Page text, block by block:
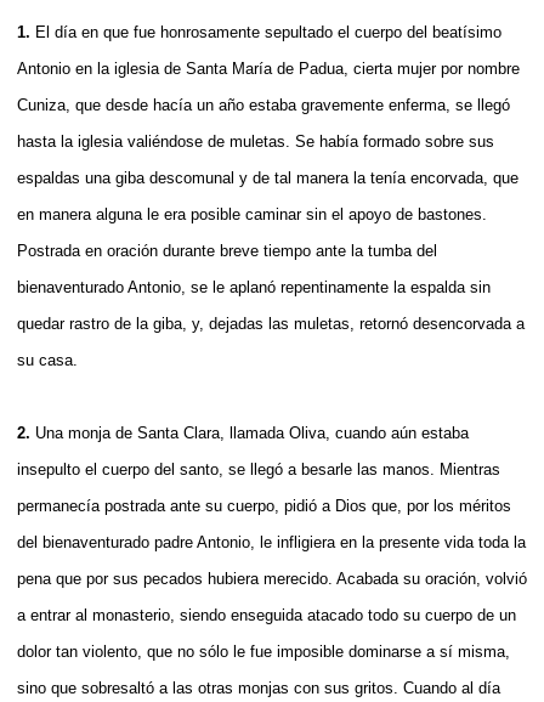
1. El día en que fue honrosamente sepultado el cuerpo del beatísimo
Antonio en la iglesia de Santa María de Padua, cierta mujer por nombre
Cuniza, que desde hacía un año estaba gravemente enferma, se llegó
hasta la iglesia valiéndose de muletas. Se había formado sobre sus
espaldas una giba descomunal y de tal manera la tenía encorvada, que
en manera alguna le era posible caminar sin el apoyo de bastones.
Postrada en oración durante breve tiempo ante la tumba del
bienaventurado Antonio, se le aplanó repentinamente la espalda sin
quedar rastro de la giba, y, dejadas las muletas, retornó desencorvada a
su casa.
2. Una monja de Santa Clara, llamada Oliva, cuando aún estaba
insepulto el cuerpo del santo, se llegó a besarle las manos. Mientras
permanecía postrada ante su cuerpo, pidió a Dios que, por los méritos
del bienaventurado padre Antonio, le infligiera en la presente vida toda la
pena que por sus pecados hubiera merecido. Acabada su oración, volvió
a entrar al monasterio, siendo enseguida atacado todo su cuerpo de un
dolor tan violento, que no sólo le fue imposible dominarse a sí misma,
sino que sobresaltó a las otras monjas con sus gritos. Cuando al día